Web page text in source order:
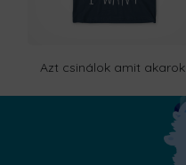
Azt csinálok amit akarok